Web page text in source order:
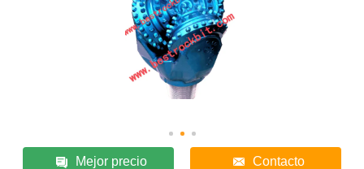
Mejor precio Contacto